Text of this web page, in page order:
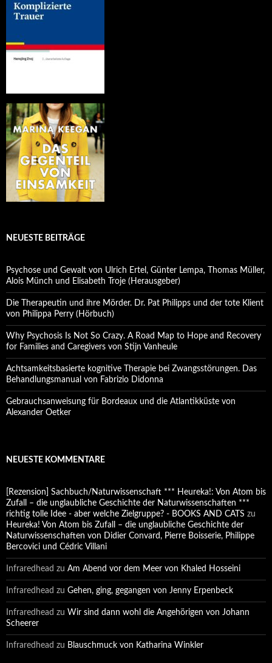
NEUESTE BEITRÄGE
Psychose und Gewalt von Ulrich Ertel, Günter Lempa, Thomas Müller,
Alois Münch und Elisabeth Troje (Herausgeber)
Die Therapeutin und ihre Mörder. Dr. Pat Philipps und der tote Klient
von Philippa Perry (Hörbuch)
Why Psychosis Is Not So Crazy. A Road Map to Hope and Recovery
for Families and Caregivers von Stijn Vanheule
Achtsamkeitsbasierte kognitive Therapie bei Zwangsstörungen. Das
Behandlungsmanual von Fabrizio Didonna
Gebrauchsanweisung für Bordeaux und die Atlantikküste von
Alexander Oetker
NEUESTE KOMMENTARE
[Rezension] Sachbuch/Naturwissenschaft *** Heureka!: Von Atom bis
Zufall – die unglaubliche Geschichte der Naturwissenschaften ***
richtig tolle Idee - aber welche Zielgruppe? - BOOKS AND CATS zu
Heureka! Von Atom bis Zufall – die unglaubliche Geschichte der
Naturwissenschaften von Didier Convard, Pierre Boisserie, Philippe
Bercovici und Cédric Villani
Infraredhead zu Am Abend vor dem Meer von Khaled Hosseini
Infraredhead zu Gehen, ging, gegangen von Jenny Erpenbeck
Infraredhead zu Wir sind dann wohl die Angehörigen von Johann
Scheerer
Infraredhead zu Blauschmuck von Katharina Winkler